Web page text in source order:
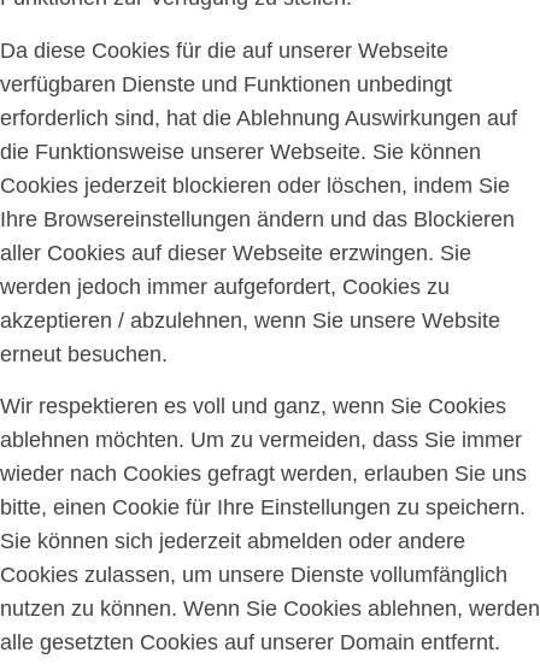
Da diese Cookies für die auf unserer Webseite
verfügbaren Dienste und Funktionen unbedingt
erforderlich sind, hat die Ablehnung Auswirkungen auf
die Funktionsweise unserer Webseite. Sie können
Cookies jederzeit blockieren oder löschen, indem Sie
Ihre Browsereinstellungen ändern und das Blockieren
aller Cookies auf dieser Webseite erzwingen. Sie
werden jedoch immer aufgefordert, Cookies zu
akzeptieren / abzulehnen, wenn Sie unsere Website
erneut besuchen.
Wir respektieren es voll und ganz, wenn Sie Cookies
ablehnen möchten. Um zu vermeiden, dass Sie immer
wieder nach Cookies gefragt werden, erlauben Sie uns
bitte, einen Cookie für Ihre Einstellungen zu speichern.
Sie können sich jederzeit abmelden oder andere
Cookies zulassen, um unsere Dienste vollumfänglich
nutzen zu können. Wenn Sie Cookies ablehnen, werden
alle gesetzten Cookies auf unserer Domain entfernt.